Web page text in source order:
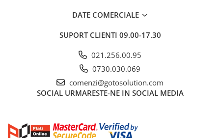
DATE COMERCIALE
SUPORT CLIENTI 09.00-17.30
021.256.00.95
0730.030.069
comenzi@gotosolution.com
SOCIAL URMARESTE-NE IN SOCIAL MEDIA